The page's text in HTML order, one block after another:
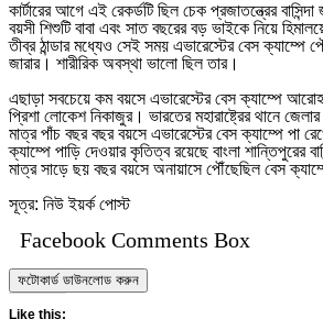
কার্টারের আগে এই রেকর্ডটি ছিল চেক প্রজাতন্ত্রের
বয়সী শিশুটি বাবা এবং সাত বছরের বড় ভাইকে নিয়ে
তীব্র ঠান্ডার মধ্যেও সেই সময় এভারেস্টের বেস ক্যাম্পে
জারার। শারীরিক অবস্থা ভালো ছিল তার।
এছাড়া সবচেয়ে কম বয়সে এভারেস্টের বেস ক্যাম্পে
প্রিশা লোকেশ নিকাজুর। ভারতের মহারাষ্ট্রের থানে জেলার
মাত্র পাঁচ বছর বছর বয়সে এভারেস্টের বেস ক্যাম্পে পা
ক্যাম্পে পাড়ি দেওয়ার কৃতিত্ব রয়েছে বাংলা শান্তিপুরের
মাত্র সাড়ে ছয় বছর বয়সে অনায়াসে পৌঁছেছিল বেস
সূত্র: নিউ ইয়র্ক পোস্ট
Facebook Comments Box
ফটোকার্ড ডাউনলোড করুন
Like this: